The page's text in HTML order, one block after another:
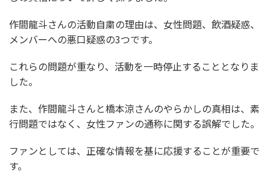
作間龍斗さんの活動自粛の理由は、女性問題、飲酒疑惑、
メンバーへの悪口疑惑の3つです。
これらの問題が重なり、活動を一時停止することとなりま
した。
また、作間龍斗さんと橋本涼さんのやらかしの真相は、素
行問題ではなく、女性ファンの通称に関する誤解でした。
ファンとしては、正確な情報を基に応援することが重要で
す。